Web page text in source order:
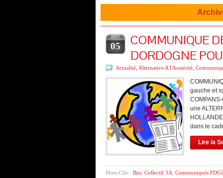
NOV
05
COMMUNIQUE
DORDOGNE
Actualité Alternative A l'Austérité
gauche et
une
dans le
Lire la
Mots-Clés : Bus Collectif 3A Communiqués